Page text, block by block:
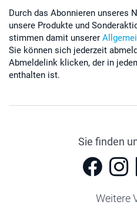
Durch das Abonnieren unseres
unsere Produkte und
stimmen damit unserer
Sie können sich jederzeit
Abmeldelink klicken, der in
enthalten ist.
Sie finden
Weitere